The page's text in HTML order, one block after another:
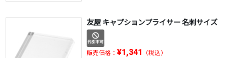
友屋 キャプションプライサー 名刺サイズ
販売価格： ¥1,341 （税込）